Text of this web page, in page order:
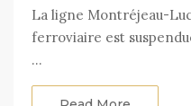
La ligne Montréjeau-
ferroviaire est
…